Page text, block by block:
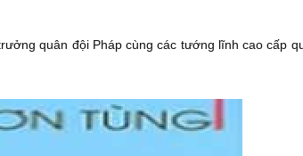
quân đội Pháp cùng các tướng lĩnh cao cấp